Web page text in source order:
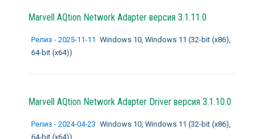
Marvell AQtion Network Adapterверсия 3.1.11.0
Релиз - 2025-11-11 Windows 10, Windows 11 (32-bit (x86),
64-bit (x64))
Marvell AQtion Network Adapter Driverверсия 3.1.10.0
Релиз - 2024-04-23 Windows 10, Windows 11 (32-bit (x86),
64-bit (x64))